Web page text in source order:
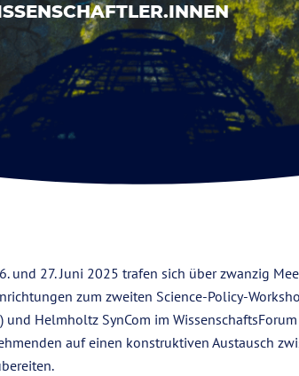
und 27. Juni 2025 trafen sich über zwanzig
zum zweiten Science-Policy-
und Helmholtz SynCom im
auf einen konstruktiven Austausch